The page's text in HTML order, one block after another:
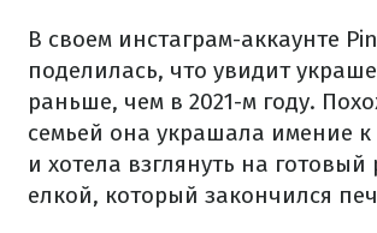
В своем инстаграм-аккаунте
поделилась, что увидит
раньше, чем в 2021-м году.
семьей она украшала имение
и хотела взглянуть на готовый
елкой, который закончился